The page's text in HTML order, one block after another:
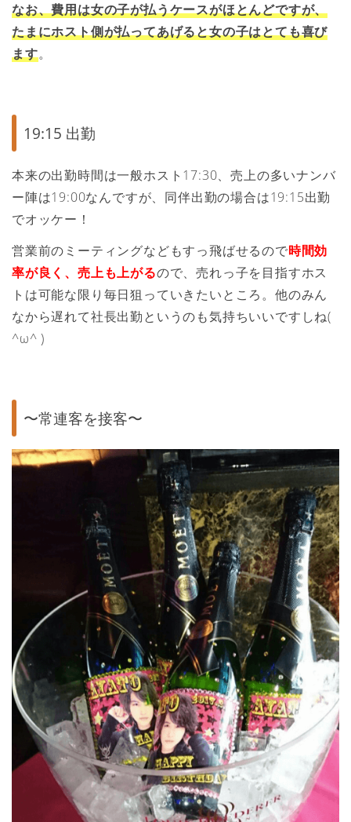
なお、費用は女の子が払うケースがほとんどですが、
たまにホスト側が払ってあげると女の子はとても喜び
ます。
19:15 出勤
本来の出勤時間は一般ホスト17:30、売上の多いナンバ
ー陣は19:00なんですが、同伴出勤の場合は19:15出勤
でオッケー！
営業前のミーティングなどもすっ飛ばせるので時間効
率が良く、売上も上がるので、売れっ子を目指すホス
トは可能な限り毎日狙っていきたいところ。他のみん
なから遅れて社長出勤というのも気持ちいいですしね(
^ω^ )
〜常連客を接客〜